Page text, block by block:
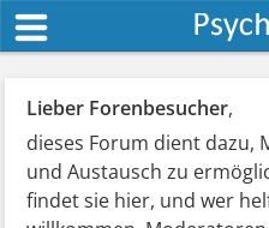
Lieber Forenbesucher,
dieses Forum dient dazu,
und Austausch zu
findet sie hier, und wer